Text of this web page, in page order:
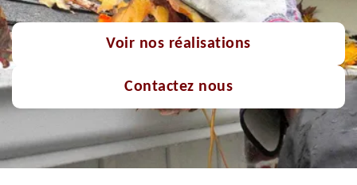
Voir nos réalisations
Contactez nous